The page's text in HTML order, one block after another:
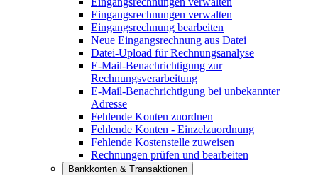
Eingangsrechnungen verwalten
Eingangsrechnung bearbeiten
Neue Eingangsrechnung aus Datei
Datei-Upload für Rechnungsanalyse
E-Mail-Benachrichtigung zur
Rechnungsverarbeitung
E-Mail-Benachrichtigung bei unbekannter
Adresse
Fehlende Konten zuordnen
Fehlende Konten - Einzelzuordnung
Fehlende Kostenstelle zuweisen
Rechnungen prüfen und bearbeiten
Bankkonten & Transaktionen